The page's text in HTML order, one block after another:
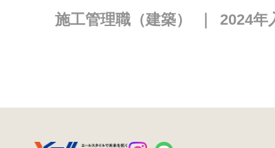
施工管理職（建築） ｜ 2024年入社